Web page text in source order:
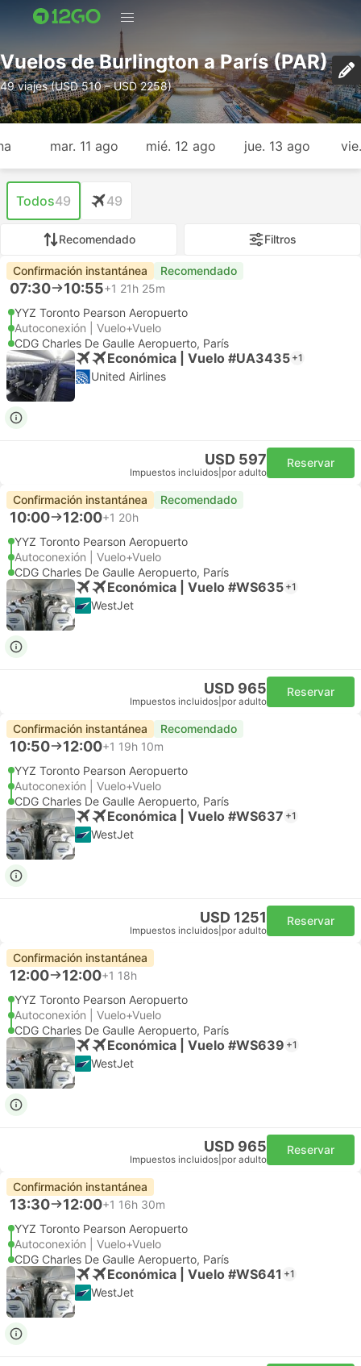
Vuelos de Burlington a París (PAR)
49 viajes (USD 510 – USD 2258)
mar. 11 ago mié. 12 ago jue. 13 ago
Todos49 49
Recomendado Filtros
Confirmación instantánea Recomendado
07:30 10:55+1 21h 25m
YYZ Toronto Pearson Aeropuerto
Autoconexión | Vuelo+Vuelo
CDG Charles De Gaulle Aeropuerto, París
Económica | Vuelo #UA3435 +1
United Airlines
USD 597
Impuestos incluidos por adulto
Reservar
Confirmación instantánea Recomendado
10:00 12:00+1 20h
YYZ Toronto Pearson Aeropuerto
Autoconexión | Vuelo+Vuelo
CDG Charles De Gaulle Aeropuerto, París
Económica | Vuelo #WS635 +1
WestJet
USD 965
Impuestos incluidos por adulto
Reservar
Confirmación instantánea Recomendado
10:50 12:00+1 19h 10m
YYZ Toronto Pearson Aeropuerto
Autoconexión | Vuelo+Vuelo
CDG Charles De Gaulle Aeropuerto, París
Económica | Vuelo #WS637 +1
WestJet
USD 1251
Impuestos incluidos por adulto
Reservar
Confirmación instantánea
12:00 12:00+1 18h
YYZ Toronto Pearson Aeropuerto
Autoconexión | Vuelo+Vuelo
CDG Charles De Gaulle Aeropuerto, París
Económica | Vuelo #WS639 +1
WestJet
USD 965
Impuestos incluidos por adulto
Reservar
Confirmación instantánea
13:30 12:00+1 16h 30m
YYZ Toronto Pearson Aeropuerto
Autoconexión | Vuelo+Vuelo
CDG Charles De Gaulle Aeropuerto, París
Económica | Vuelo #WS641 +1
WestJet